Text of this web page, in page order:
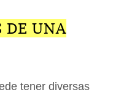
DE UNA
tener diversas